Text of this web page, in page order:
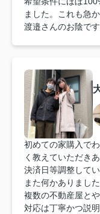
ました。これも急
渡邉さんのお陰で
初めての家購入で
く教えていただき
決済日等調整して
また何かありまし
複数の不動産屋と
対応は丁寧かつ説